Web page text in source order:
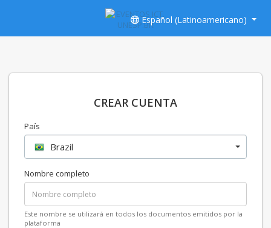
Español (Latinoamericano)
CREAR CUENTA
País
Brazil
Nombre completo
Este nombre se utilizará en todos los documentos emitidos por la
plataforma